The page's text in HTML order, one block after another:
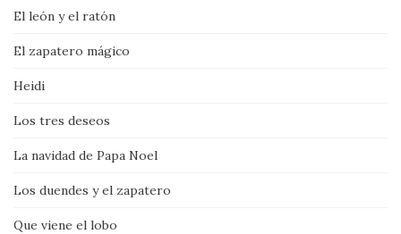
El león y el ratón
El zapatero mágico
Heidi
Los tres deseos
La navidad de Papa Noel
Los duendes y el zapatero
Que viene el lobo